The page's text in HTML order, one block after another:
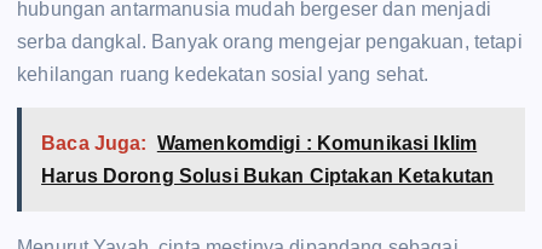
hubungan antarmanusia mudah bergeser dan menjadi
serba dangkal. Banyak orang mengejar pengakuan, tetapi
kehilangan ruang kedekatan sosial yang sehat.
Baca Juga: Wamenkomdigi : Komunikasi Iklim
Harus Dorong Solusi Bukan Ciptakan Ketakutan